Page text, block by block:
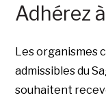
Adhérez
Les organismes
admissibles du
souhaitent